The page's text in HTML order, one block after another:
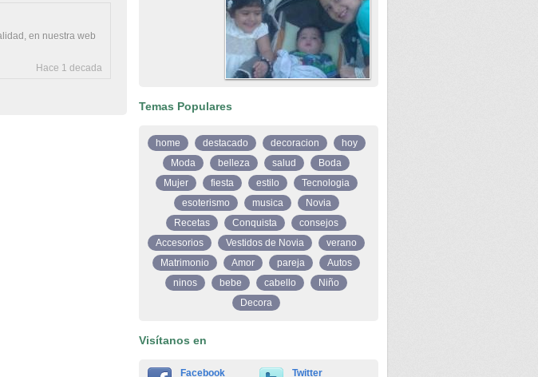
en nuestra web
Hace 1 decada
Temas Populares
home destacado decoracion
hoy
Moda
belleza salud
Boda
Mujer
fiesta estilo
Tecnologia
esoterismo
musica
Novia
Recetas
Conquista
consejos
Accesorios
Vestidos de Novia
verano
Matrimonio
Amor pareja
Autos
ninos
bebe cabello
Niño
Decora
Visítanos en
Facebook Twitter